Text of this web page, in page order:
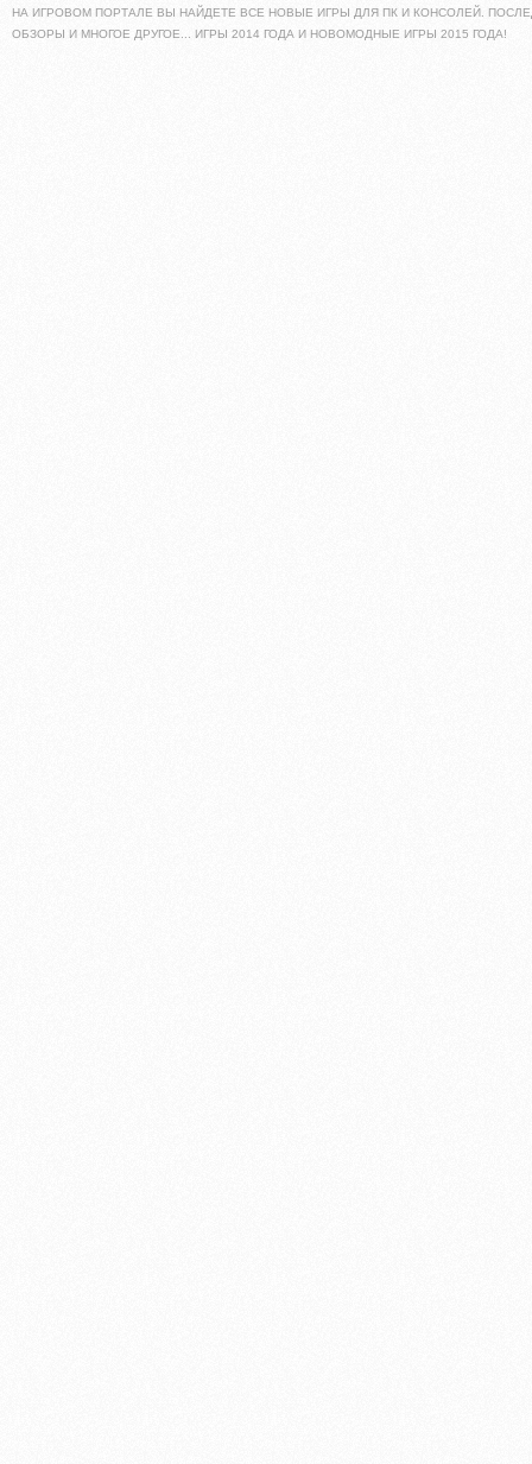
НА ИГРОВОМ ПОРТАЛЕ ВЫ НАЙДЕТЕ ВСЕ НОВЫЕ ИГРЫ ДЛЯ ПК И КОНСОЛЕЙ.
ОБЗОРЫ И МНОГОЕ ДРУГОЕ... ИГРЫ 2014 ГОДА И НОВОМОДНЫЕ ИГРЫ 2015 ГОДА!